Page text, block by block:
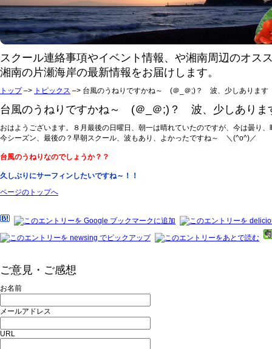
スクール連絡事項やイベント情報、や湘南周辺のオス
湘南の片瀬海岸の最新情報をお届けします。
トップ–> トピックス –> 台風のうねりですかね～ (＠_＠;)？ 波、少しありま
台風のうねりですかね～ (＠_＠;)？ 波、少しあり
おはようございます。８月最後の日曜日、朝一は晴れていたのですが、今は曇り、
今シーズン、最後の？早朝スクール、波もあり、よかったですね～ ＼(^o^)／
台風のうねりなのでしょうか？？
久しぶりにサーフィンしたいですね～！！
ページのトップへ
ご意見・ご感想
お名前
メールアドレス
URL